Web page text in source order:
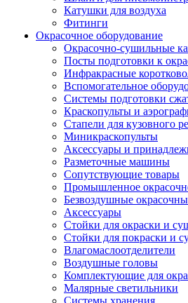
Катушки для воздуха
Фитинги
Окрасочное оборудование
Окрасочно-сушильные
Посты подготовки к
Инфракрасные
Вспомогательное
Системы подготовки
Краскопульты и
Стапели для кузовного
Миникраскопульты
Аксессуары и
Разметочные машины
Сопутствующие товары
Промышленное
Безвоздушные
Аксессуары
Стойки для окраски и
Стойки для покраски и
Влагомаслоотделители
Воздушные головы
Комплектующие для
Малярные светильники
Системы хранения